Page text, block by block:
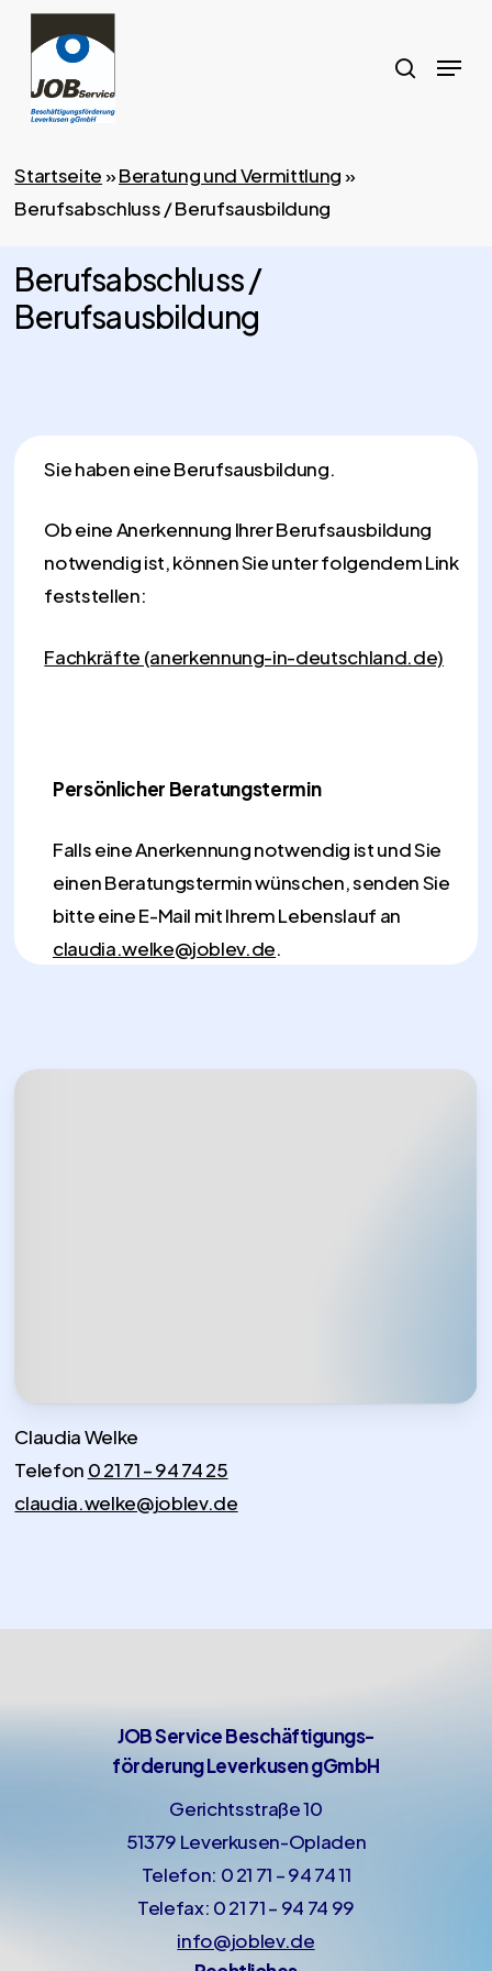
Skip
main
content
Menu
Startseite»Beratung und Vermittlung»
Berufsabschluss / Berufsausbildung
Berufsabschluss /
Berufsausbildung
Sie haben eine Berufsausbildung.
Ob eine Anerkennung Ihrer Berufsausbildung
notwendig ist, können Sie unter folgendem Link
feststellen:
Fachkräfte (anerkennung-in-deutschland.de)
Persönlicher Beratungstermin
Falls eine Anerkennung notwendig ist und Sie
einen Beratungstermin wünschen, senden Sie
bitte eine E-Mail mit Ihrem Lebenslauf an
claudia.welke@joblev.de.
Claudia Welke
Telefon 0 21 71 – 94 74 25
claudia.welke@joblev.de
JOB Service Beschäftigungs-
förderung Leverkusen gGmbH
Gerichtsstraße 10
51379 Leverkusen-Opladen
Telefon: 0 21 71 – 94 74 11
Telefax: 0 21 71 – 94 74 99
info@joblev.de